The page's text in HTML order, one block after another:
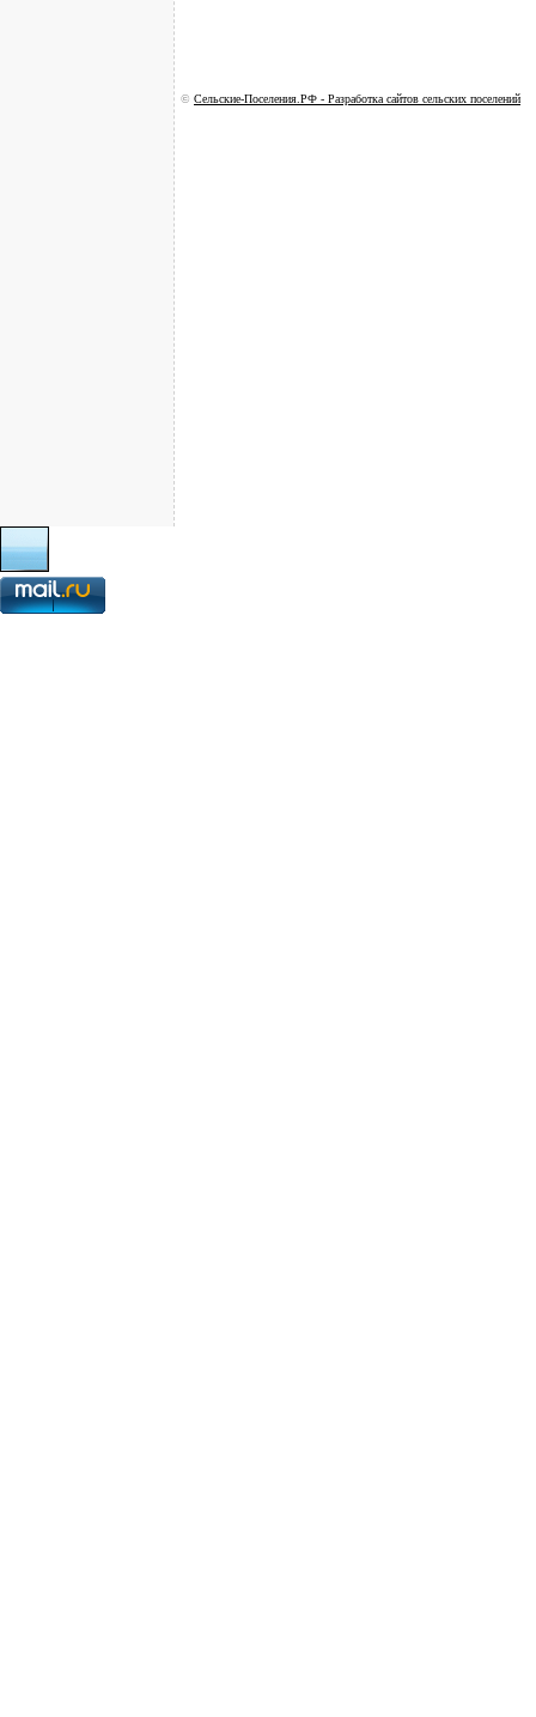
© Сельские-Поселения.РФ - Разработка сайтов сельских поселений